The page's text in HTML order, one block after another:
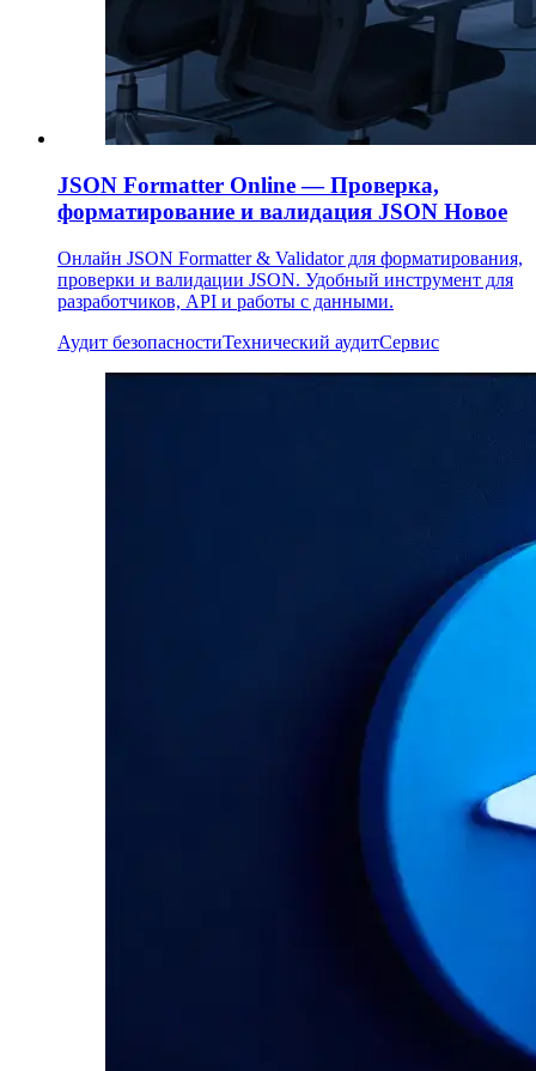
JSON Formatter Online — Проверка,
форматирование и валидация JSON Новое
Онлайн JSON Formatter & Validator для форматирования,
проверки и валидации JSON. Удобный инструмент для
разработчиков, API и работы с данными.
Аудит безопасностиТехнический аудитСервис